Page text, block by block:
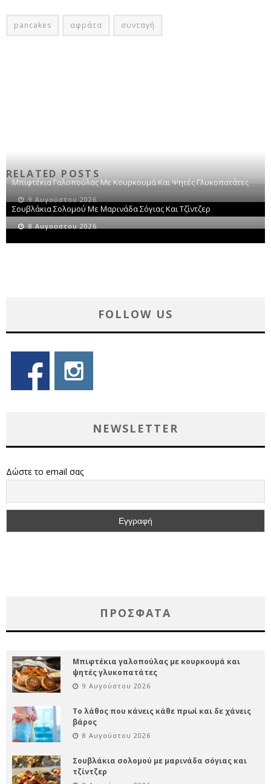
pancakes αφράτα συνταγή
RELATED POSTS
Μπιφτέκια Γαλοπούλας Με Κουρκουμά Και Ψητές Γλυκοπατάτες
9 Αυγούστου 2026
Σουβλάκια Σολομού Με Μαρινάδα Σόγιας Και Τζίντζερ
8 Αυγούστου 2026
FOLLOW US
NEWSLETTER
Δώστε το email σας
ΠΡΌΣΦΑΤΑ
Μπιφτέκια γαλοπούλας με κουρκουμά και
ψητές γλυκοπατάτες
9 Αυγούστου 2026
Το λάθος που κάνεις κάθε πρωί και δε χάνεις
βάρος
8 Αυγούστου 2026
Σουβλάκια σολομού με μαρινάδα σόγιας και
τζίντζερ